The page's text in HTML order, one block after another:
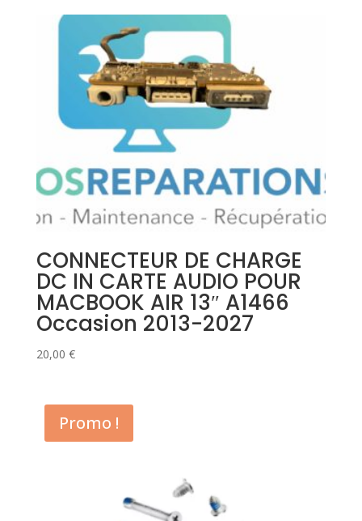
12,00 €.
est :
9,00 €.
CONNECTEUR DE CHARGE
DC IN CARTE AUDIO POUR
MACBOOK AIR 13″ A1466
Occasion 2013-2027
20,00 €
Promo !